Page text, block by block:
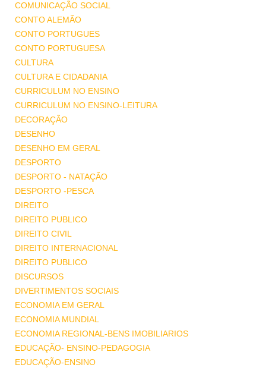
COMUNICAÇÃO SOCIAL
CONTO ALEMÃO
CONTO PORTUGUES
CONTO PORTUGUESA
CULTURA
CULTURA E CIDADANIA
CURRICULUM NO ENSINO
CURRICULUM NO ENSINO-LEITURA
DECORAÇÃO
DESENHO
DESENHO EM GERAL
DESPORTO
DESPORTO - NATAÇÃO
DESPORTO -PESCA
DIREITO
DIREITO PUBLICO
DIREITO CIVIL
DIREITO INTERNACIONAL
DIREITO PUBLICO
DISCURSOS
DIVERTIMENTOS SOCIAIS
ECONOMIA EM GERAL
ECONOMIA MUNDIAL
ECONOMIA REGIONAL-BENS IMOBILIARIOS
EDUCAÇÃO- ENSINO-PEDAGOGIA
EDUCAÇÃO-ENSINO